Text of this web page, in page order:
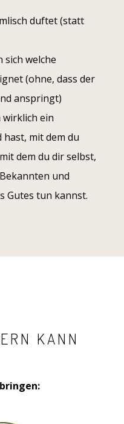
duftet (statt
sich welche
(ohne, dass der
anspringt)
wirklich ein
hast, mit dem du
dem du dir selbst,
und
Gutes tun kannst.
KANN